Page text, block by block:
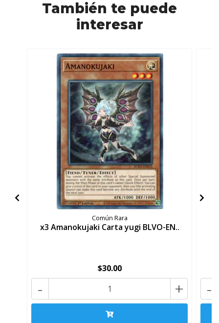
También te puede
interesar
Común Rara
x3 Amanokujaki Carta yugi BLVO-EN..
$30.00
+
- -